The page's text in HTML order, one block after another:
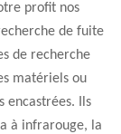
profit nos
de fuite
de recherche
matériels ou
encastrées. Ils
à infrarouge, la